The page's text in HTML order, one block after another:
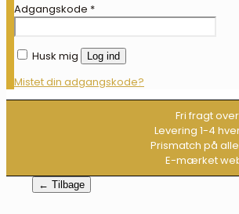
Adgangskode *
Husk mig Log ind
Mistet din adgangskode?
Fri fragt
Levering 1-4
Prismatch på
E-mærket
← Tilbage